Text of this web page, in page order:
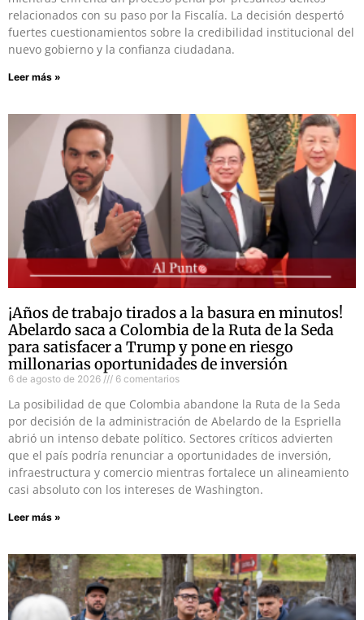
relacionados con su paso por la Fiscalía. La decisión despertó
fuertes cuestionamientos sobre la credibilidad institucional del
nuevo gobierno y la confianza ciudadana.
Leer más »
¡Años de trabajo tirados a la basura en minutos!
Abelardo saca a Colombia de la Ruta de la Seda
para satisfacer a Trump y pone en riesgo
millonarias oportunidades de inversión
6 de agosto de 2026 6 comentarios
La posibilidad de que Colombia abandone la Ruta de la Seda
por decisión de la administración de Abelardo de la Espriella
abrió un intenso debate político. Sectores críticos advierten
que el país podría renunciar a oportunidades de inversión,
infraestructura y comercio mientras fortalece un alineamiento
casi absoluto con los intereses de Washington.
Leer más »